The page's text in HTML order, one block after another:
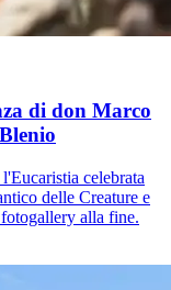
di don Marco
celebrata
delle Creature e
alla fine.